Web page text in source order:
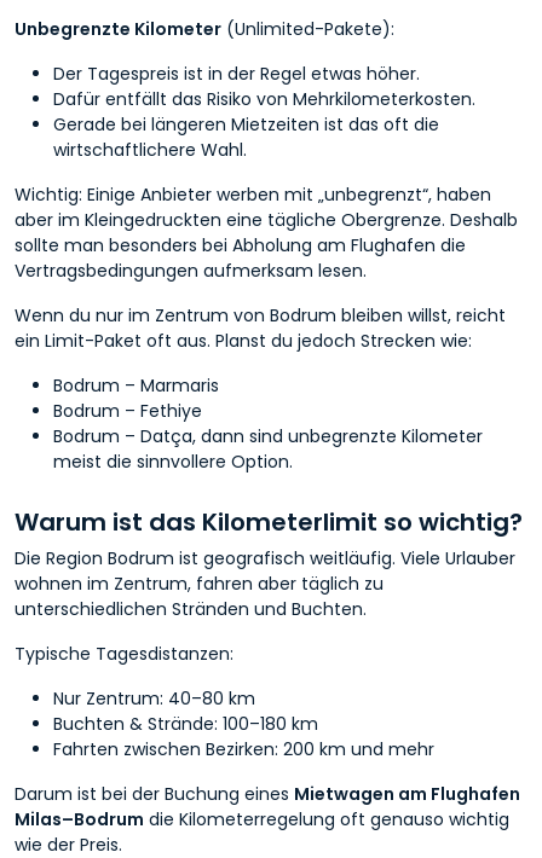
Unbegrenzte Kilometer (Unlimited-Pakete):
Der Tagespreis ist in der Regel etwas höher.
Dafür entfällt das Risiko von Mehrkilometerkosten.
Gerade bei längeren Mietzeiten ist das oft die
wirtschaftlichere Wahl.
Wichtig: Einige Anbieter werben mit „unbegrenzt“, haben
aber im Kleingedruckten eine tägliche Obergrenze. Deshalb
sollte man besonders bei Abholung am Flughafen die
Vertragsbedingungen aufmerksam lesen.
Wenn du nur im Zentrum von Bodrum bleiben willst, reicht
ein Limit-Paket oft aus. Planst du jedoch Strecken wie:
Bodrum – Marmaris
Bodrum – Fethiye
Bodrum – Datça, dann sind unbegrenzte Kilometer
meist die sinnvollere Option.
Warum ist das Kilometerlimit so wichtig?
Die Region Bodrum ist geografisch weitläufig. Viele Urlauber
wohnen im Zentrum, fahren aber täglich zu
unterschiedlichen Stränden und Buchten.
Typische Tagesdistanzen:
Nur Zentrum: 40–80 km
Buchten & Strände: 100–180 km
Fahrten zwischen Bezirken: 200 km und mehr
Darum ist bei der Buchung eines Mietwagen am Flughafen
Milas–Bodrum die Kilometerregelung oft genauso wichtig
wie der Preis.